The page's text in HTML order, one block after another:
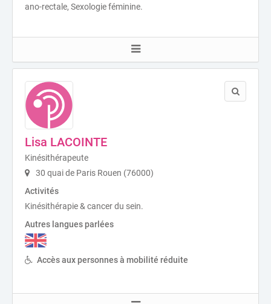
ano-rectale, Sexologie féminine.
Lisa LACOINTE
Kinésithérapeute
30 quai de Paris Rouen (76000)
Activités
Kinésithérapie & cancer du sein.
Autres langues parlées
Accès aux personnes à mobilité réduite